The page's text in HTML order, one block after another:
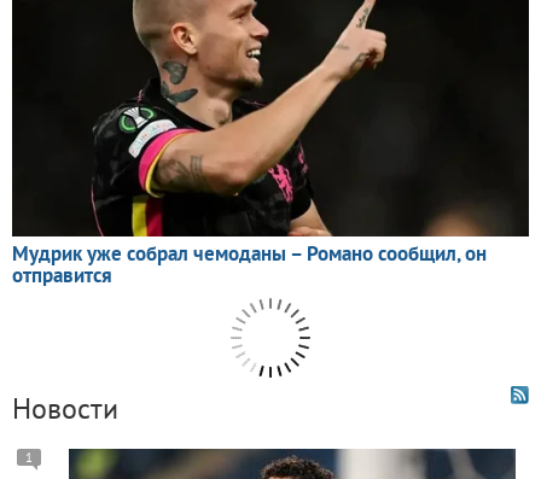
Новости
1